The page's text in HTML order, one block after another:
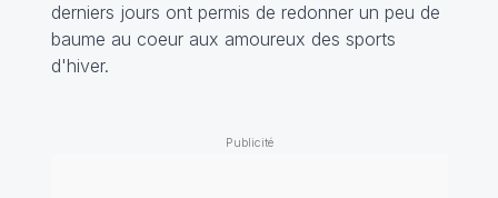
derniers jours ont permis de redonner un peu de
baume au coeur aux amoureux des sports
d'hiver.